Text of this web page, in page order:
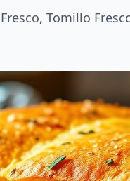
Tomillo